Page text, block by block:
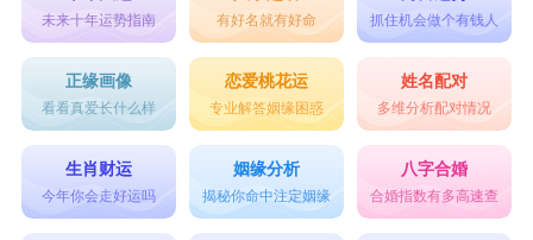
未来十年运势指南 有好名就有好命 抓住机会做个有钱人
正缘画像
看看真爱长什么样
恋爱桃花运
专业解答姻缘困惑
姓名配对
多维分析配对情况
生肖财运
今年你会走好运吗
姻缘分析
揭秘你命中注定姻缘
八字合婚
合婚指数有多高速查